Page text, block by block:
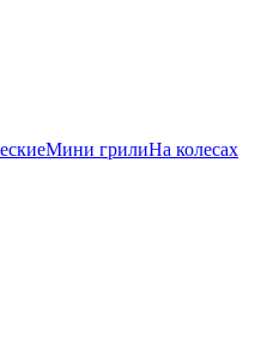
Мини грилиНа колесах